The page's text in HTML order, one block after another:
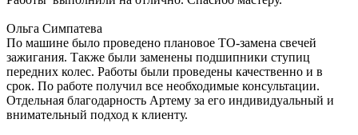
Ольга Симпатева
По машине было проведено плановое ТО-замена свечей
зажигания. Также были заменены подшипники ступиц
передних колес. Работы были проведены качественно и в
срок. По работе получил все необходимые консультации.
Отдельная благодарность Артему за его индивидуальный и
внимательный подход к клиенту.